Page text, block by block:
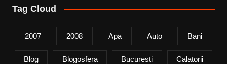
Tag Cloud
2007 2008 Apa Auto Bani
Blog Blogosfera Bucuresti Calatorii